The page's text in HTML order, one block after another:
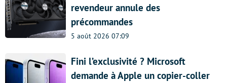
revendeur annule des
précommandes
5 août 2026 07:09
Fini l’exclusivité ? Microsoft
demande à Apple un copier-coller